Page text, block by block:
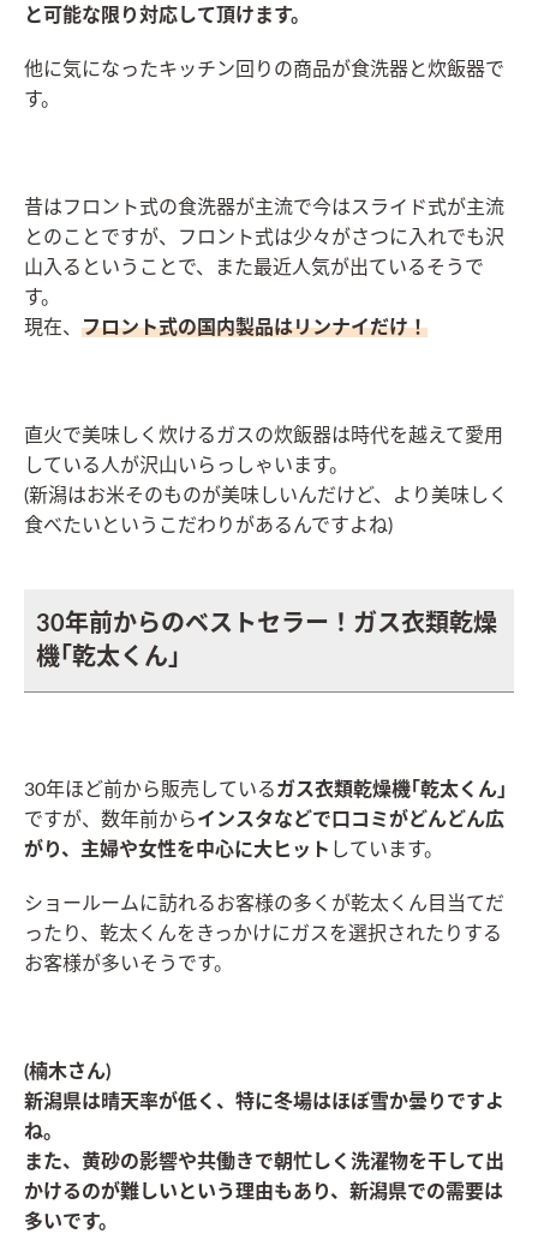
と可能な限り対応して頂けます。
他に気になったキッチン回りの商品が食洗器と炊飯器で
す。
昔はフロント式の食洗器が主流で今はスライド式が主流
とのことですが、フロント式は少々がさつに入れでも沢
山入るということで、また最近人気が出ているそうで
す。
現在、 フロント式の国内製品はリンナイだけ！
直火で美味しく炊けるガスの炊飯器は時代を越えて愛用
している人が沢山いらっしゃいます。
(新潟はお米そのものが美味しいんだけど、より美味しく
食べたいというこだわりがあるんですよね)
30年前からのベストセラー！ガス衣類乾燥
機｢乾太くん｣
30年ほど前から販売しているガス衣類乾燥機｢乾太くん｣
ですが、数年前からインスタなどで口コミがどんどん広
がり、主婦や女性を中心に大ヒット しています。
ショールームに訪れるお客様の多くが乾太くん目当てだ
ったり、乾太くんをきっかけにガスを選択されたりする
お客様が多いそうです。
(楠木さん)
新潟県は晴天率が低く、特に冬場はほぼ雪か曇りですよ
ね。
また、黄砂の影響や共働きで朝忙しく洗濯物を干して出
かけるのが難しいという理由もあり、新潟県での需要は
多いです。